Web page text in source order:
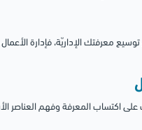
معرفتك الإداريّة، فإدارة
اكتساب المعرفة وفهم العناصر